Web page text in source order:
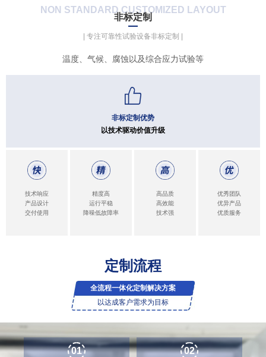
NON STANDARD CUSTOMIZED LAYOUT
非标定制
| 专注可靠性试验设备非标定制 |
温度、气候、腐蚀以及综合应力试验等
非标定制优势
以技术驱动价值升级
定制流程
全流程一体化定制解决方案
以达成客户需求为目标
01 02